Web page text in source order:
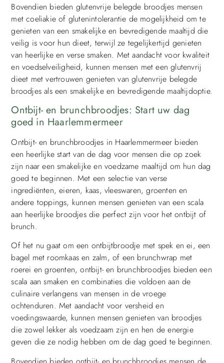
Bovendien bieden glutenvrije belegde broodjes mensen
met coeliakie of glutenintolerantie de mogelijkheid om te
genieten van een smakelijke en bevredigende maaltijd die
veilig is voor hun dieet, terwijl ze tegelijkertijd genieten
van heerlijke en verse smaken. Met aandacht voor kwaliteit
en voedselveiligheid, kunnen mensen met een glutenvrij
dieet met vertrouwen genieten van glutenvrije belegde
broodjes als een smakelijke en bevredigende maaltijdoptie.
Ontbijt- en brunchbroodjes: Start uw dag
goed in Haarlemmermeer
Ontbijt- en brunchbroodjes in Haarlemmermeer bieden
een heerlijke start van de dag voor mensen die op zoek
zijn naar een smakelijke en voedzame maaltijd om hun dag
goed te beginnen. Met een selectie van verse
ingrediënten, eieren, kaas, vleeswaren, groenten en
andere toppings, kunnen mensen genieten van een scala
aan heerlijke broodjes die perfect zijn voor het ontbijt of
brunch.
Of het nu gaat om een ontbijtbroodje met spek en ei, een
bagel met roomkaas en zalm, of een brunchwrap met
roerei en groenten, ontbijt- en brunchbroodjes bieden een
scala aan smaken en combinaties die voldoen aan de
culinaire verlangens van mensen in de vroege
ochtenduren. Met aandacht voor versheid en
voedingswaarde, kunnen mensen genieten van broodjes
die zowel lekker als voedzaam zijn en hen de energie
geven die ze nodig hebben om de dag goed te beginnen.